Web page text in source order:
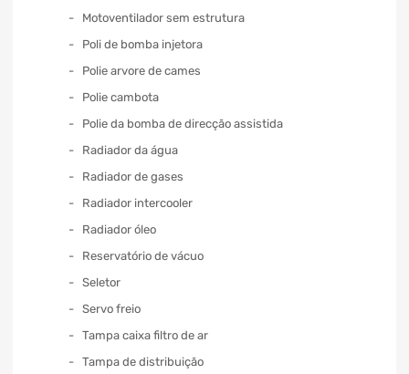
Motoventilador sem estrutura
Poli de bomba injetora
Polie arvore de cames
Polie cambota
Polie da bomba de direcção assistida
Radiador da água
Radiador de gases
Radiador intercooler
Radiador óleo
Reservatório de vácuo
Seletor
Servo freio
Tampa caixa filtro de ar
Tampa de distribuição